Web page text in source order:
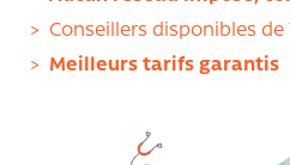
>
Conseillers disponibles
>
Meilleurs tarifs garantis